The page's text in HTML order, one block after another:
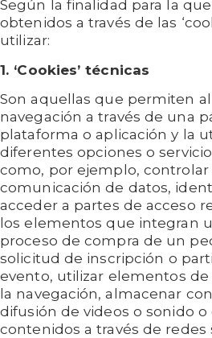
Según la finalidad para la
obtenidos a través de las
utilizar:
1. ‘Cookies’ técnicas
Son aquellas que permiten
navegación a través de una
plataforma o aplicación y la
diferentes opciones o
como, por ejemplo, controlar
comunicación de datos,
acceder a partes de acceso
los elementos que integran
proceso de compra de un
solicitud de inscripción o
evento, utilizar elementos
la navegación, almacenar
difusión de videos o sonido
contenidos a través de redes